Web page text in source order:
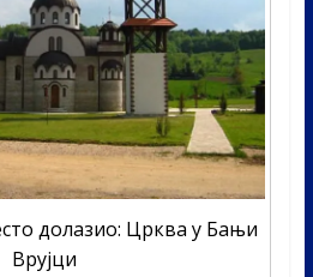
долазио: Црква у Бањи
Врујци